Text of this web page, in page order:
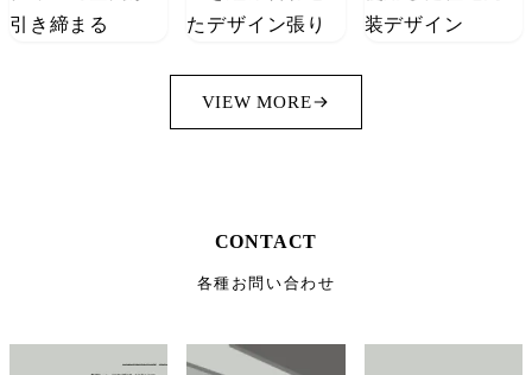
VIEW MORE
CONTACT
各種お問い合わせ